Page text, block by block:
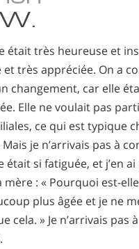
Russe
Suédois
Chinois
Arabe
Népalais
Ukrainien
Croate
était très heureuse et
et très appréciée. On a
changement, car elle
Elle ne voulait pas
ce qui est typique
je n’arrivais pas à
était si fatiguée, et j’en
mère : « Pourquoi est-
plus âgée et je ne
cela. » Je n’arrivais pas à